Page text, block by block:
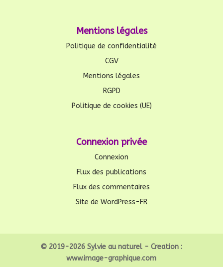
Mentions légales
Politique de confidentialité
CGV
Mentions légales
RGPD
Politique de cookies (UE)
Connexion privée
Connexion
Flux des publications
Flux des commentaires
Site de WordPress-FR
© 2019-2026 Sylvie au naturel - Creation :
www.image-graphique.com